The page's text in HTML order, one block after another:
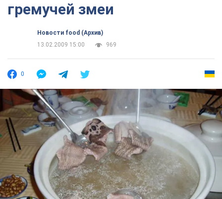
гремучей змеи
Новости food (Архив)
13.02.2009 15:00
969
0